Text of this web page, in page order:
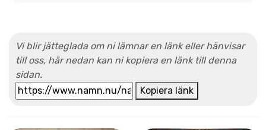
Vi blir jätteglada om ni lämnar en länk eller hänvisar
till oss, här nedan kan ni kopiera en länk till denna
sidan.
Kopiera länk